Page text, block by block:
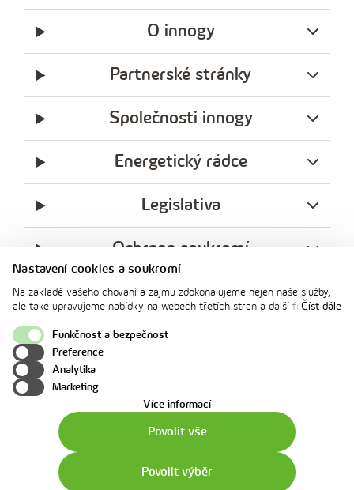
Nastavení cookies a soukromí
Na základě vašeho chování a zájmu zdokonalujeme nejen naše služby,
ale také upravujeme nabídky na webech třetích stran a další formy
souhlasu. Svoje nastavení můžete kdykoliv změnit v zápatí stránky v
„Nastavení soukromí". Více informací o tom, jak se soubory cookies a
osobními údaji pracujeme, včetně možností uplatnění vašich práv,
naleznete na webové stránce v sekci
Číst dále
Funkčnost a bezpečnost
Preference
Analytika
Marketing
Více informacío
Povolit vše
Povolit výběr
O innogy
Partnerské stránky
Společnosti innogy
Energetický rádce
Legislativa
Ochrana soukromí
innogy
innogy Premium